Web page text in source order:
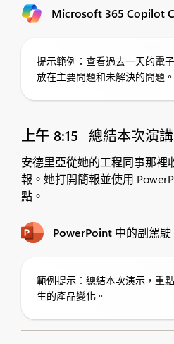
Microsoft 365 Copilot
提示範例：查看過去一天的電
放在主要問題和未解決的問題。
上午 8:15 總結本次演講
安德里亞從她的工程同事那裡
報。她打開簡報並使用
點。
PowerPoint 中的副駕駛
範例提示：總結本次演示，重
生的產品變化。